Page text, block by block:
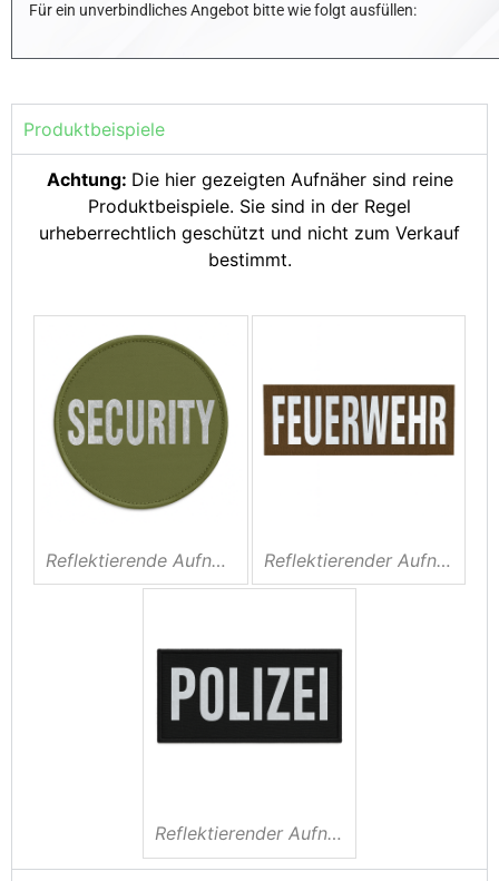
Für ein unverbindliches Angebot bitte wie folgt ausfüllen:
Produktbeispiele
Achtung: Die hier gezeigten Aufnäher sind reine
Produktbeispiele. Sie sind in der Regel
urheberrechtlich geschützt und nicht zum Verkauf
bestimmt.
Reflektierende Aufnäher Security Reflektierender Aufnäher Feuerwehr
Reflektierender Aufnäher – Polizei